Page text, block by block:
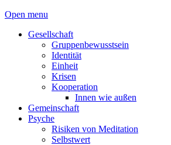
Open menu
Gesellschaft
Gruppenbewusstsein
Identität
Einheit
Krisen
Kooperation
Innen wie außen
Gemeinschaft
Psyche
Risiken von Meditation
Selbstwert